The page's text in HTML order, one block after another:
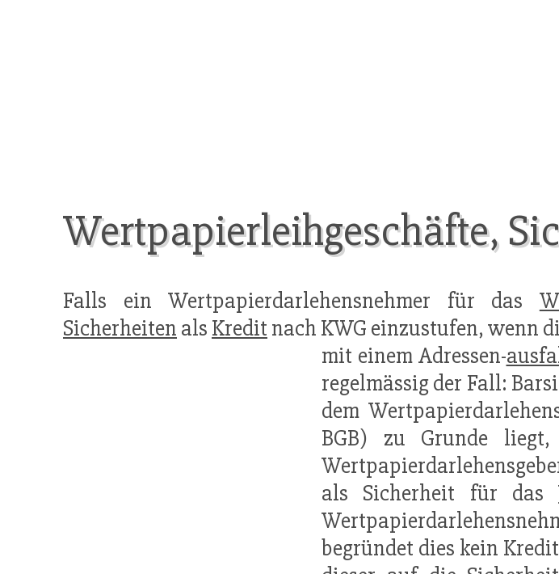
Wertpapierleihgeschäfte,
Falls ein Wertpapierdarlehensnehmer für das
Sicherheiten als Kredit nach KWG einzustufen, wenn
mit einem Adressen-
regelmässig der Fall:
dem
BGB) zu Grunde
als Sicherheit für das
begründet dies kein